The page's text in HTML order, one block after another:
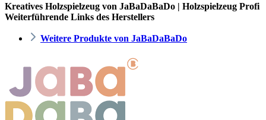
Kreatives Holzspielzeug von JaBaDaBaDo | Holzspielzeug Profi
Weiterführende Links des Herstellers
Weitere Produkte von JaBaDaBaDo